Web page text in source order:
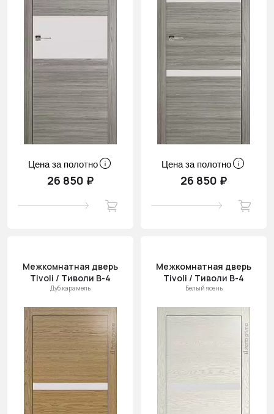
Цена за полотно
26 850 ₽
Цена за полотно
26 850 ₽
Межкомнатная дверь
Tivoli / Тиволи В-4
Дуб карамель
Межкомнатная дверь
Tivoli / Тиволи В-4
Белый ясень